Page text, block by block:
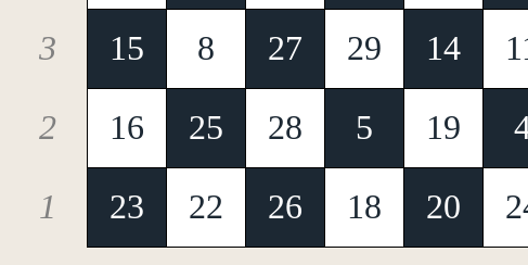
3 15 8 27 29 14
2 16 25 28 5 19
1 23 22 26 18 20